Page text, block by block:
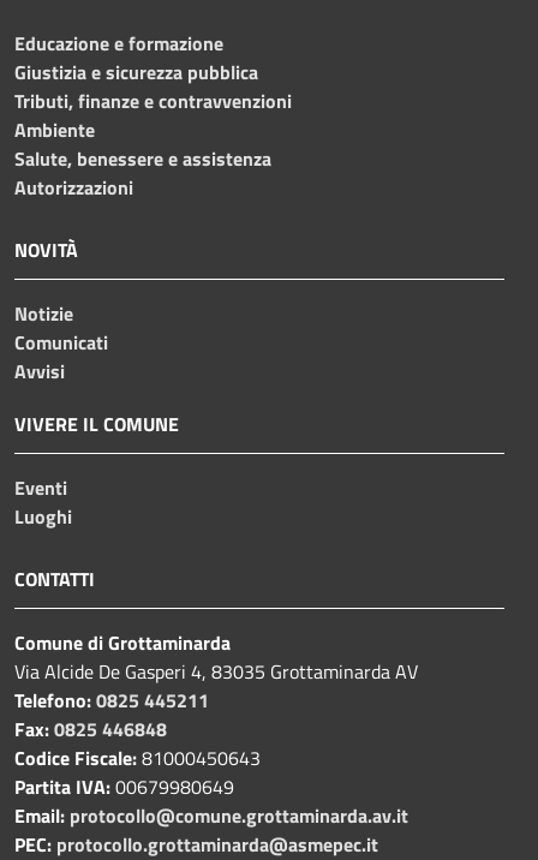
Educazione e formazione
Giustizia e sicurezza pubblica
Tributi, finanze e contravvenzioni
Ambiente
Salute, benessere e assistenza
Autorizzazioni
NOVITÀ
Notizie
Comunicati
Avvisi
VIVERE IL COMUNE
Eventi
Luoghi
CONTATTI
Comune di Grottaminarda
Via Alcide De Gasperi 4, 83035 Grottaminarda AV
Telefono:0825 445211
Fax:0825 446848
Codice Fiscale:81000450643
Partita IVA:00679980649
Email: protocollo@comune.grottaminarda.av.it
PEC: protocollo.grottaminarda@asmepec.it